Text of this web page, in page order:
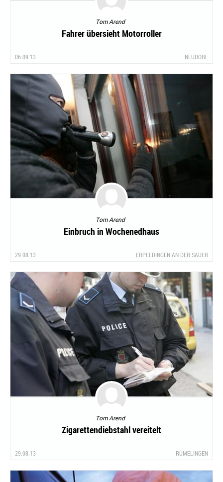
Tom Arend
Fahrer übersieht Motorroller
06.09.13 NEUDORF
Tom Arend
Einbruch in Wochenedhaus
29.08.13 ERPELDINGEN AN DER SAUER
Tom Arend
Zigarettendiebstahl vereitelt
29.08.13 RÜMELINGEN